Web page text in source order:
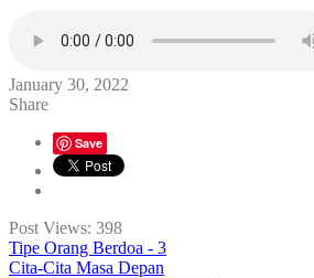
January 30, 2022
Share
Save
Post Views: 398
Tipe Orang Berdoa - 3
Cita-Cita Masa Depan